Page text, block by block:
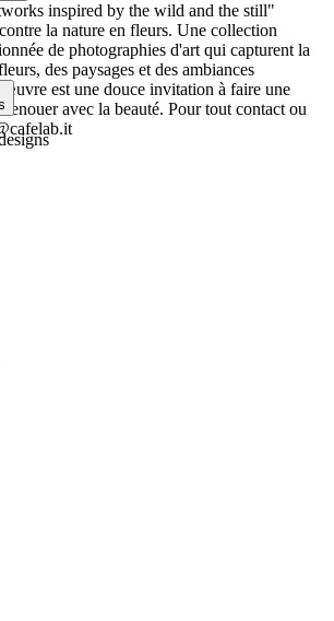
inspired by the wild and the still"
la nature en fleurs. Une collection
de photographies d'art qui capturent la
des paysages et des ambiances
œuvre est une douce invitation à faire une
renouer avec la beauté. Pour tout contact ou